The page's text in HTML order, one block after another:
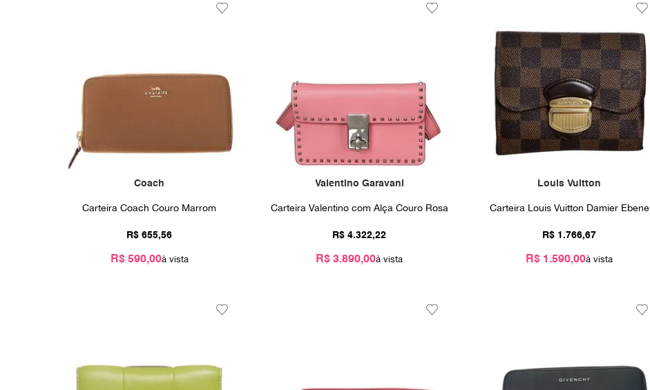
Coach
Carteira Coach Couro Marrom
R$ 655,56
R$ 590,00
Valentino Garavani
Carteira Valentino com Alça Couro Rosa
R$ 4.322,22
R$ 3.890,00
Louis Vuitton
Carteira Louis Vuitton Damier Ebene
R$ 1 .766,67
R$ 1.590,00